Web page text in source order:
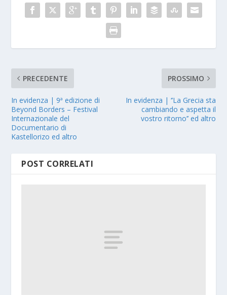
PRECEDENTE
In evidenza | 9ª edizione di
Beyond Borders – Festival
Internazionale del
Documentario di
Kastellorizo ed altro
PROSSIMO
In evidenza | ‘’La Grecia sta
cambiando e aspetta il
vostro ritorno’’ ed altro
POST CORRELATI